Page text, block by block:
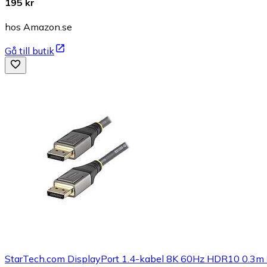
hos Amazon.se
Gå till butik
StarTech.com DisplayPort 1.4-kabel 8K 60Hz HDR10